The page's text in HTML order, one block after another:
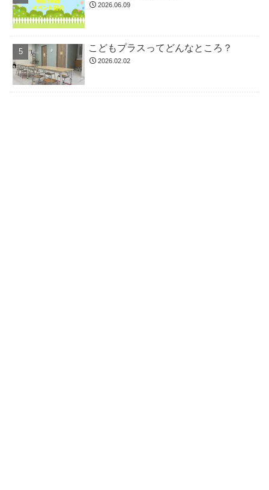
2026.06.09
こどもプラスってどんなところ？
2026.02.02